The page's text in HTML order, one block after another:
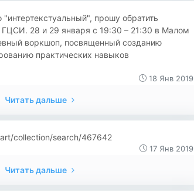
прошу обратить
28 и 29 января с 19:30 – 21:30 в Малом
воркшоп, посвященный созданию
практических навыков
18 Янв 2019
Читать дальше
collection/search/467642
17 Янв 2019
Читать дальше